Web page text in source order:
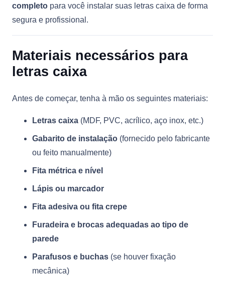
completo para você instalar suas letras caixa de forma
segura e profissional.
Materiais necessários para
letras caixa
Antes de começar, tenha à mão os seguintes materiais:
Letras caixa (MDF, PVC, acrílico, aço inox, etc.)
Gabarito de instalação (fornecido pelo fabricante
ou feito manualmente)
Fita métrica e nível
Lápis ou marcador
Fita adesiva ou fita crepe
Furadeira e brocas adequadas ao tipo de
parede
Parafusos e buchas (se houver fixação
mecânica)